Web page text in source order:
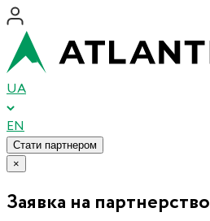
UA
EN
Стати партнером
×
Заявка на партнерство